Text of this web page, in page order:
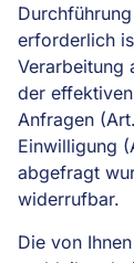
erforderlich
Verarbeitung
der
Anfragen
Einwilligung
abgefragt
widerrufbar.
Die von